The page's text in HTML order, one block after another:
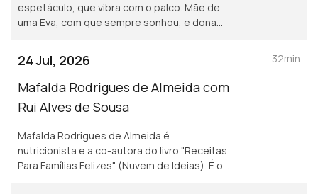
espetáculo, que vibra com o palco. Mãe de
uma Eva, com que sempre sonhou, e dona
gosta do sossego.
24 Jul, 2026
Mafalda Rodrigues de Almeida com
Rui Alves de Sousa
Mafalda Rodrigues de Almeida é
nutricionista e a co-autora do livro "Receitas
Para Famílias Felizes" (Nuvem de Ideias). É o
32min